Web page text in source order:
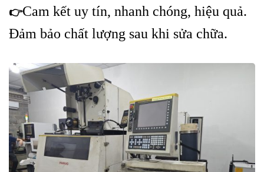
👉Cam kết uy tín, nhanh chóng, hiệu quả.
Đảm bảo chất lượng sau khi sửa chữa.